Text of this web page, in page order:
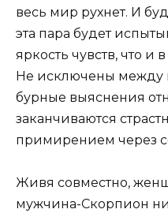
весь мир рухнет. И
эта пара будет
яркость чувств, что и
Не исключены между
бурные выяснения
заканчиваются
примирением через
Живя совместно,
мужчина-Скорпион